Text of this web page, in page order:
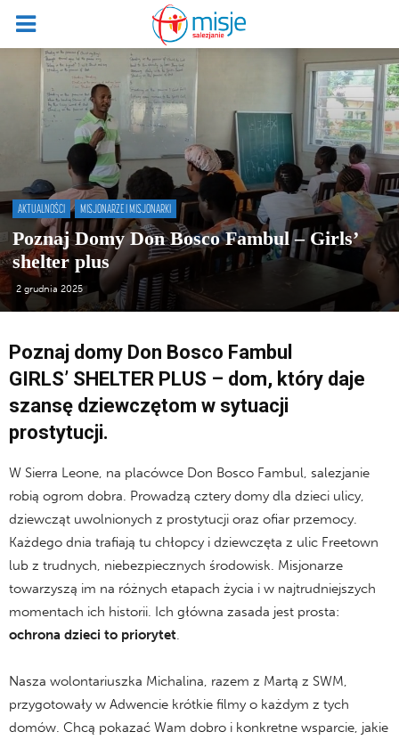
AKTUALNOŚCI MISJONARZE I MISJONARKI
Poznaj Domy Don Bosco Fambul – Girls’
shelter plus
2 grudnia 2025
Poznaj domy Don Bosco Fambul
GIRLS’ SHELTER PLUS – dom, który daje
szansę dziewczętom w sytuacji
prostytucji.
W Sierra Leone, na placówce Don Bosco Fambul, salezjanie
robią ogrom dobra. Prowadzą cztery domy dla dzieci ulicy,
dziewcząt uwolnionych z prostytucji oraz ofiar przemocy.
Każdego dnia trafiają tu chłopcy i dziewczęta z ulic Freetown
lub z trudnych, niebezpiecznych środowisk. Misjonarze
towarzyszą im na różnych etapach życia i w najtrudniejszych
momentach ich historii. Ich główna zasada jest prosta:
ochrona dzieci to priorytet.
Nasza wolontariuszka Michalina, razem z Martą z SWM,
przygotowały w Adwencie krótkie filmy o każdym z tych
domów. Chcą pokazać Wam dobro i konkretne wsparcie, jakie